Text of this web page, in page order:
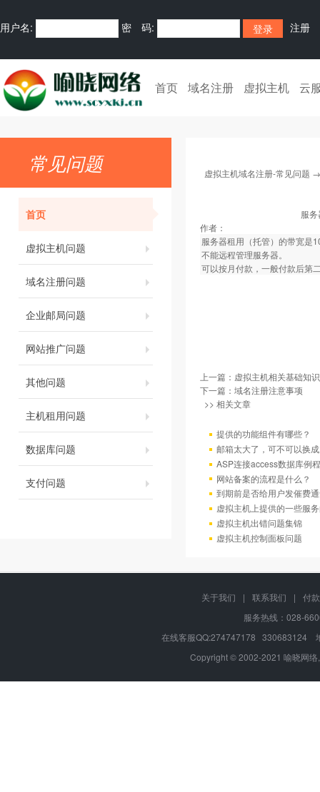
用户名: 密 码: 注册
首页 域名注册 虚拟主机 云
常见问题
首页
虚拟主机问题
域名注册问题
企业邮局问题
网站推广问题
其他问题
主机租用问题
数据库问题
支付问题
虚拟主机域名注册-常见问题
服
作者：
服务器租用（托管）的带宽是
不能远程管理服务器。
可以按月付款，一般付款后第
上一篇： 虚拟主机相关基础知识
下一篇： 域名注册注意事项
>> 相关文章
提供的功能组件有哪些？
邮箱太大了，可不可以换
ASP连接access数据库例程
网站备案的流程是什么？
到期前是否给用户发催费
虚拟主机上提供的一些服
虚拟主机出错问题集锦
虚拟主机控制面板问题
关于我们 | 联系我们 |
付
服务热线：028-
在线客服QQ:274747178 330683124
Copyright © 2002-2021 喻晓网